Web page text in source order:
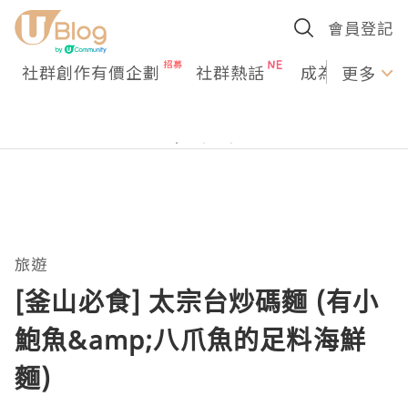
會員登記
社群創作有價企劃 社群熱話 成為U更多
旅遊
[釜山必食] 太宗台炒碼麵 (有小
鮑魚&amp;八爪魚的足料海鮮
麵)